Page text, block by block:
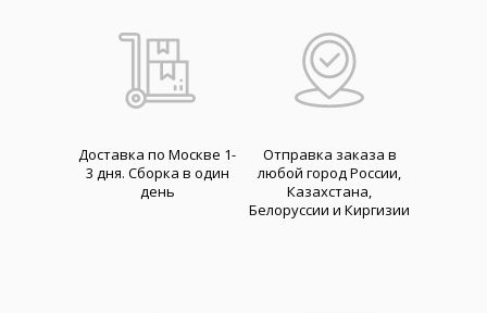
Доставка по Москве 1-
3 дня. Cборка в один
день
Отправка заказа в
любой город России,
Казахстана,
Белоруссии и Киргизии